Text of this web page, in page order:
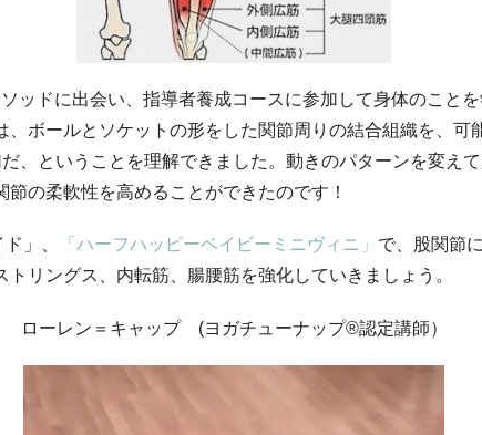
ッドに出会い、指導者養成コースに参加して身体のこと
、ボールとソケットの形をした関節周りの結合組織を、
、ということを理解できました。動きのパターンを変え
の柔軟性を高めることができたのです！
」、 「ハーフハッピーベイビーミニヴィニ」 で、股関節
リングス、内転筋、腸腰筋を強化していきましょう。
ローレン＝キャップ (ヨガチューナップ®認定講師）